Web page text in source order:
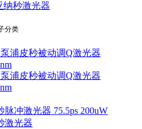
纳秒激光器
分类
浦皮秒被动调Q激光器
浦皮秒被动调Q激光器
脉冲激光器 75.5ps 200uW
激光器